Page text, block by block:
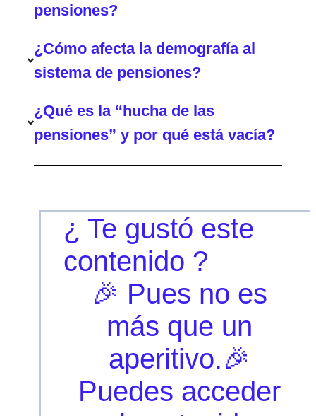
pensiones?
¿Cómo afecta la demografía al
sistema de pensiones?
¿Qué es la “hucha de las
pensiones” y por qué está vacía?
¿ Te gustó este
contenido ?
🎉 Pues no es
más que un
aperitivo.🎉
Puedes acceder